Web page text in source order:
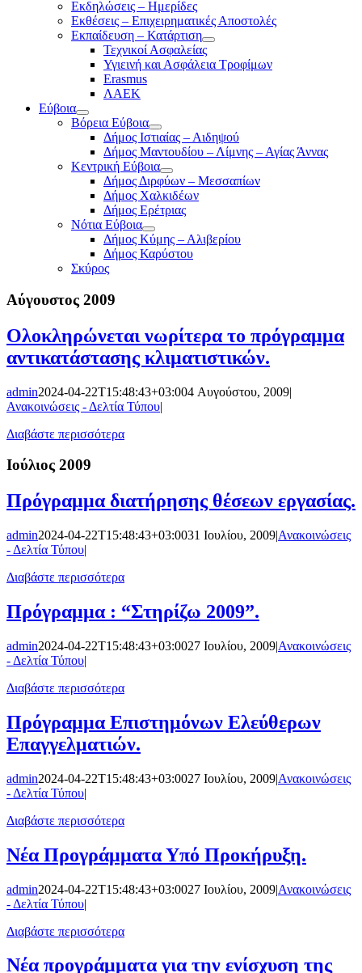
Εκδηλώσεις – Ημερίδες
Εκθέσεις – Επιχειρηματικές Αποστολές
Εκπαίδευση – Κατάρτιση
Τεχνικοί Ασφαλείας
Υγιεινή και Ασφάλεια Τροφίμων
Erasmus
ΛΑΕΚ
Εύβοια
Βόρεια Εύβοια
Δήμος Ιστιαίας – Αιδηψού
Δήμος Μαντουδίου – Λίμνης – Αγίας Άννας
Κεντρική Εύβοια
Δήμος Διρφύων – Μεσσαπίων
Δήμος Χαλκιδέων
Δήμος Ερέτριας
Νότια Εύβοια
Δήμος Κύμης – Αλιβερίου
Δήμος Καρύστου
Σκύρος
Αύγουστος 2009
Ολοκληρώνεται νωρίτερα το πρόγραμμα
αντικατάστασης κλιματιστικών.
admin2024-04-22T15:48:43+03:004 Αυγούστου, 2009|
Ανακοινώσεις - Δελτία Τύπου|
Διαβάστε περισσότερα
Ιούλιος 2009
Πρόγραμμα διατήρησης θέσεων εργασίας.
admin2024-04-22T15:48:43+03:0031 Ιουλίου, 2009|Ανακοινώσεις
- Δελτία Τύπου|
Διαβάστε περισσότερα
Πρόγραμμα : “Στηρίζω 2009”.
admin2024-04-22T15:48:43+03:0027 Ιουλίου, 2009|Ανακοινώσεις
- Δελτία Τύπου|
Διαβάστε περισσότερα
Πρόγραμμα Επιστημόνων Ελεύθερων
Επαγγελματιών.
admin2024-04-22T15:48:43+03:0027 Ιουλίου, 2009|Ανακοινώσεις
- Δελτία Τύπου|
Διαβάστε περισσότερα
Νέα Προγράμματα Υπό Προκήρυξη.
admin2024-04-22T15:48:43+03:0027 Ιουλίου, 2009|Ανακοινώσεις
- Δελτία Τύπου|
Διαβάστε περισσότερα
Νέα προγράμματα για την ενίσχυση της